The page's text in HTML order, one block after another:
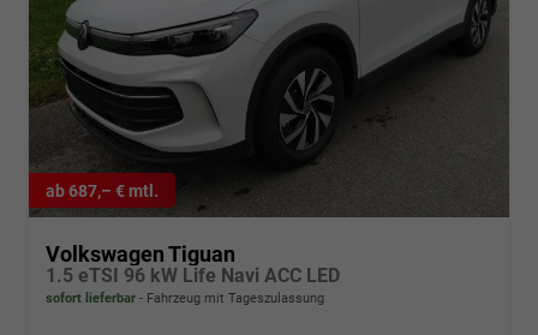
ab 687,– € mtl.
Volkswagen Tiguan
1.5 eTSI 96 kW Life Navi ACC LED
sofort lieferbar Fahrzeug mit Tageszulassung